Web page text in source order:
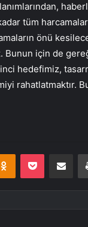
tüm
önü
Bunun için de
hedefimiz,
rahatlatmaktır.
Odnoklassniki
Pocket E-Posta